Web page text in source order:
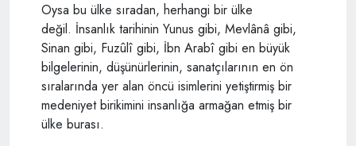
Oysa bu ülke sıradan, herhangi bir ülke
değil. İnsanlık tarihinin Yunus gibi, Mevlânâ gibi,
Sinan gibi, Fuzûlî gibi, İbn Arabî gibi en büyük
bilgelerinin, düşünürlerinin, sanatçılarının en ön
sıralarında yer alan öncü isimlerini yetiştirmiş bir
medeniyet birikimini insanlığa armağan etmiş bir
ülke burası.